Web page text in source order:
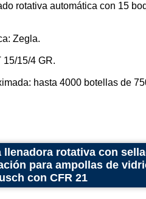
rotativa automática con 15
Zegla.
15/15/4 GR.
hasta 4000 botellas de
llenadora rotativa con
para ampollas de
con CFR 21